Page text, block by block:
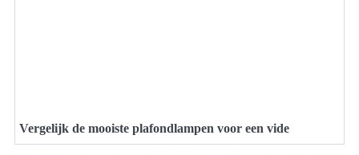
Vergelijk de mooiste plafondlampen voor een vide